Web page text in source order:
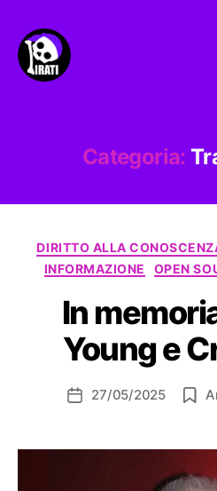
Categoria:
DIRITTO ALLA
INFORMAZIONE
OPEN
In
Young e
Data27/05/2025